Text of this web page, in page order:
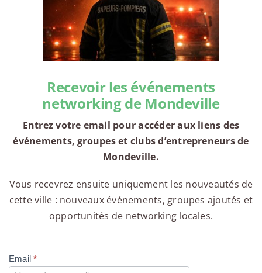
Recevoir les événements
networking de Mondeville
Entrez votre email pour accéder aux liens des
événements, groupes et clubs d’entrepreneurs de
Mondeville.
Vous recevrez ensuite uniquement les nouveautés de
cette ville : nouveaux événements, groupes ajoutés et
opportunités de networking locales.
Compte
Email*